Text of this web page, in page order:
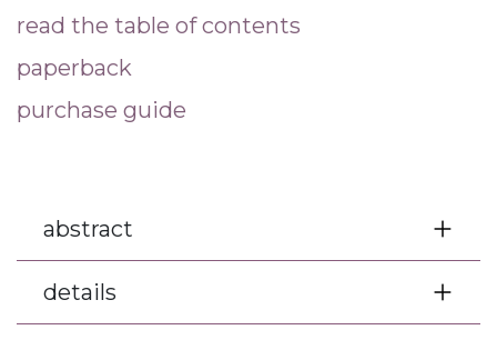
read the table of contents
paperback
purchase guide
abstract
details